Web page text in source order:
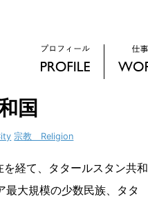
国
宗教 Religion
経て、タタールスタン共和
最大規模の少数民族、タタ